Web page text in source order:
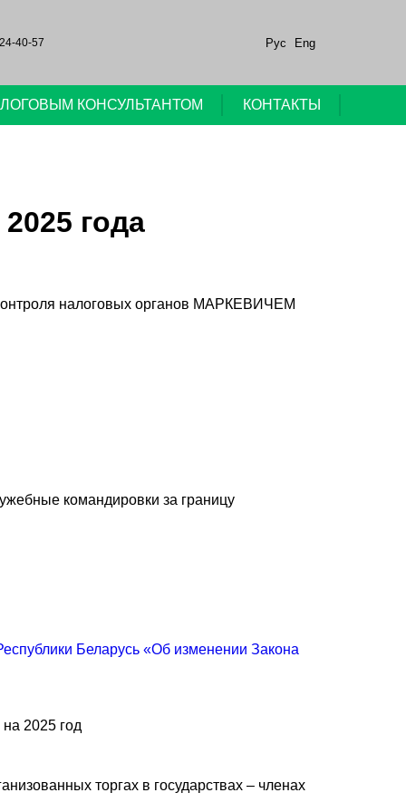
40-57 Рус Eng
КОНСУЛЬТАНТОМ КОНТАКТЫ
года
налоговых органов МАРКЕВИЧЕМ
командировки за границу
Беларусь «Об изменении Закона
2025 год
торгах в государствах – членах